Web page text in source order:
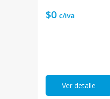
$0 c/iva
Ver detalle